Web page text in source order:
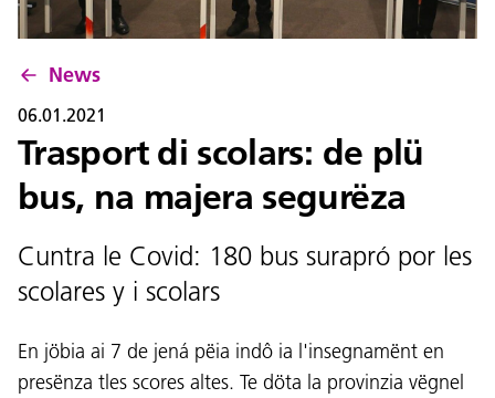
News
Servisc y cuntat
News
06.01.2021
Trasport di scolars: de plü
bus, na majera segurëza
Cuntra le Covid: 180 bus surapró por les
scolares y i scolars
En jöbia ai 7 de jená pëia indô ia l'insegnamënt en
presënza tles scores altes. Te döta la provinzia vëgnel